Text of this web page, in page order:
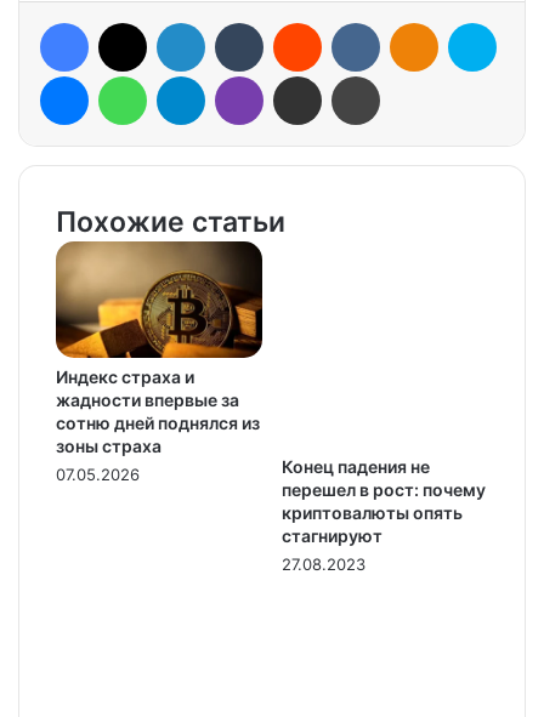
Похожие статьи
Индекс страха и
жадности впервые за
сотню дней поднялся из
зоны страха
07.05.2026
Конец падения не
перешел в рост: почему
криптовалюты опять
стагнируют
27.08.2023